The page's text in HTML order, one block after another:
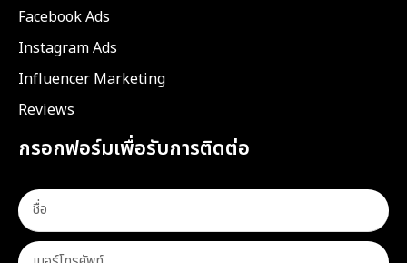
Facebook Ads
Instagram Ads
Influencer Marketing
Reviews
กรอกฟอร์มเพื่อรับการติดต่อ